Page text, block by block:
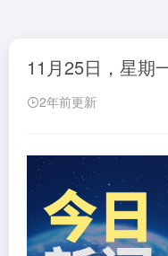
11月25日，星期
2年前更新